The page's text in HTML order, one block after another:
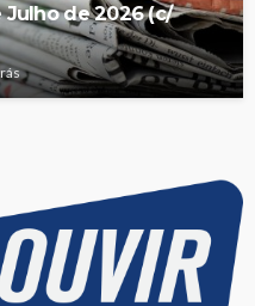
Julho de 2026 (c/